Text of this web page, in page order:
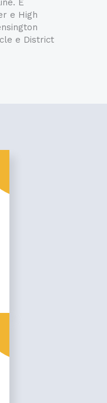
e High
e District